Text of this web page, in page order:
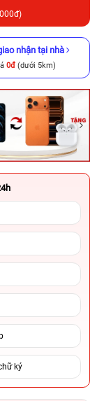
nhận tại nhà
0đ (dưới 5km)
ký